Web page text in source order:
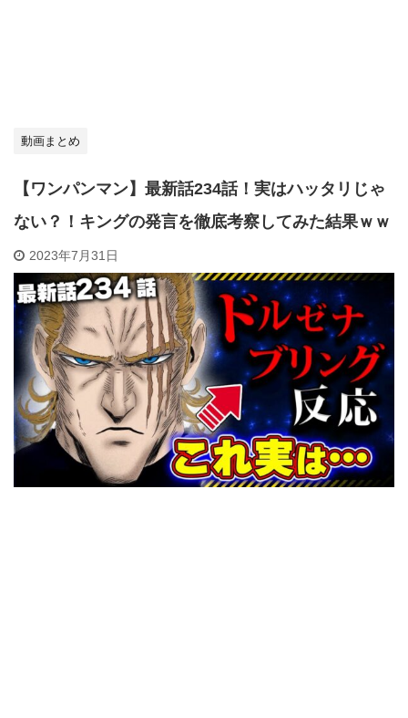
動画まとめ
【ワンパンマン】最新話234話！実はハッタリじゃ
ない？！キングの発言を徹底考察してみた結果ｗｗ
2023年7月31日